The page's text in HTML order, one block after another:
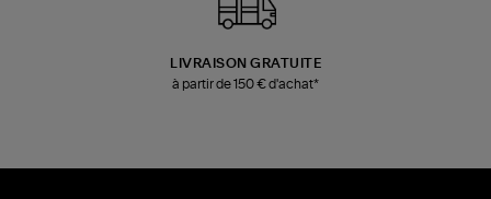
LIVRAISON GRATUITE
à partir de 150 € d'achat*